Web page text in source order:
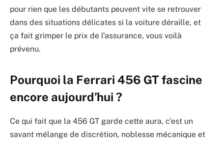
pour rien que les débutants peuvent vite se retrouver
dans des situations délicates si la voiture déraille, et
ça fait grimper le prix de l’assurance, vous voilà
prévenu.
Pourquoi la Ferrari 456 GT fascine
encore aujourd’hui ?
Ce qui fait que la 456 GT garde cette aura, c’est un
savant mélange de discrétion, noblesse mécanique et